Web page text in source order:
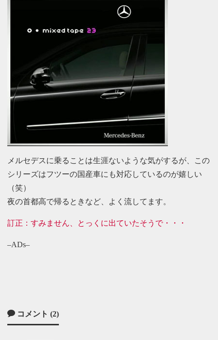
メルセデスに乗ることは生涯ないような気がするが、この
シリーズはフツーの国産車にも対応しているのが嬉しい
（笑）
夜の首都高で帰るときなど、よく流してます。
訂正：すみません、とっくに出ていたそうで・・・
–ADs–
コメント (2)